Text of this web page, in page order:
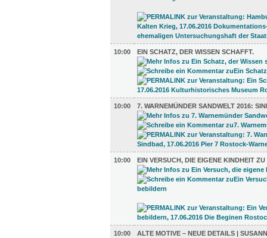
10:00 EIN SCHATZ, DER WISSEN SCHAFFT.
10:00 7. WARNEMÜNDER SANDWELT 2016:
10:00 EIN VERSUCH, DIE EIGENE KINDHEIT
10:00
ALTE MOTIVE – NEUE DETAILS |